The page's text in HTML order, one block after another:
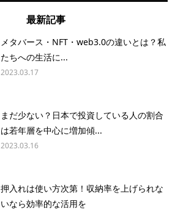
最新記事
メタバース・NFT・web3.0の違いとは？私
たちへの生活に...
2023.03.17
まだ少ない？日本で投資している人の割合
は若年層を中心に増加傾...
2023.03.16
押入れは使い方次第！収納率を上げられな
いなら効率的な活用を